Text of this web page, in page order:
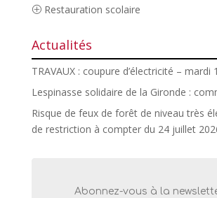
Restauration scolaire
Actualités
TRAVAUX : coupure d’électricité – mardi
Lespinasse solidaire de la Gironde :
Risque de feux de forêt de niveau très
de restriction à compter du 24 juillet
Abonnez-vous à la